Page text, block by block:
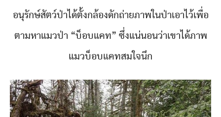
อนุรักษ์สัตว์ป่าได้ตั้งกล้องดักถ่ายภาพในป่าเอาไว้เพื่อ
ตามหาแมวป่า “บ็อบแคท” ซึ่งแน่นอนว่าเขาได้ภาพ
แมวบ็อบแคทสมใจนึก